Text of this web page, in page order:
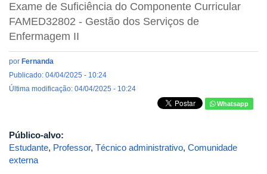
Exame de Suficiência do Componente Curricular
FAMED32802 - Gestão dos Serviços de
Enfermagem II
por Fernanda
Publicado: 04/04/2025 - 10:24
Última modificação: 04/04/2025 - 10:24
Whatsapp
Público-alvo:
Estudante, Professor, Técnico administrativo, Comunidade
externa